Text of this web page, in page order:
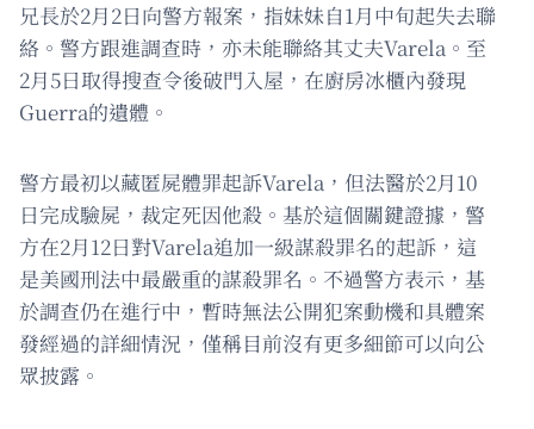
兄長於2月2日向警方報案，指妹妹自1月中旬起失去聯
絡。警方跟進調查時，亦未能聯絡其丈夫Varela。至
2月5日取得搜查令後破門入屋，在廚房冰櫃內發現
Guerra的遺體。
警方最初以藏匿屍體罪起訴Varela，但法醫於2月10
日完成驗屍，裁定死因他殺。基於這個關鍵證據，警
方在2月12日對Varela追加一級謀殺罪名的起訴，這
是美國刑法中最嚴重的謀殺罪名。不過警方表示，基
於調查仍在進行中，暫時無法公開犯案動機和具體案
發經過的詳細情況，僅稱目前沒有更多細節可以向公
眾披露。